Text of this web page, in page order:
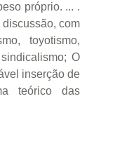
próprio. ... .
com
toyotismo,
O
inserção de
teórico das